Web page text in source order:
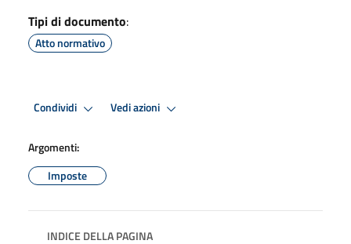
Tipi di documento:
Atto normativo
Condividi Vedi azioni
Argomenti:
Imposte
INDICE DELLA PAGINA